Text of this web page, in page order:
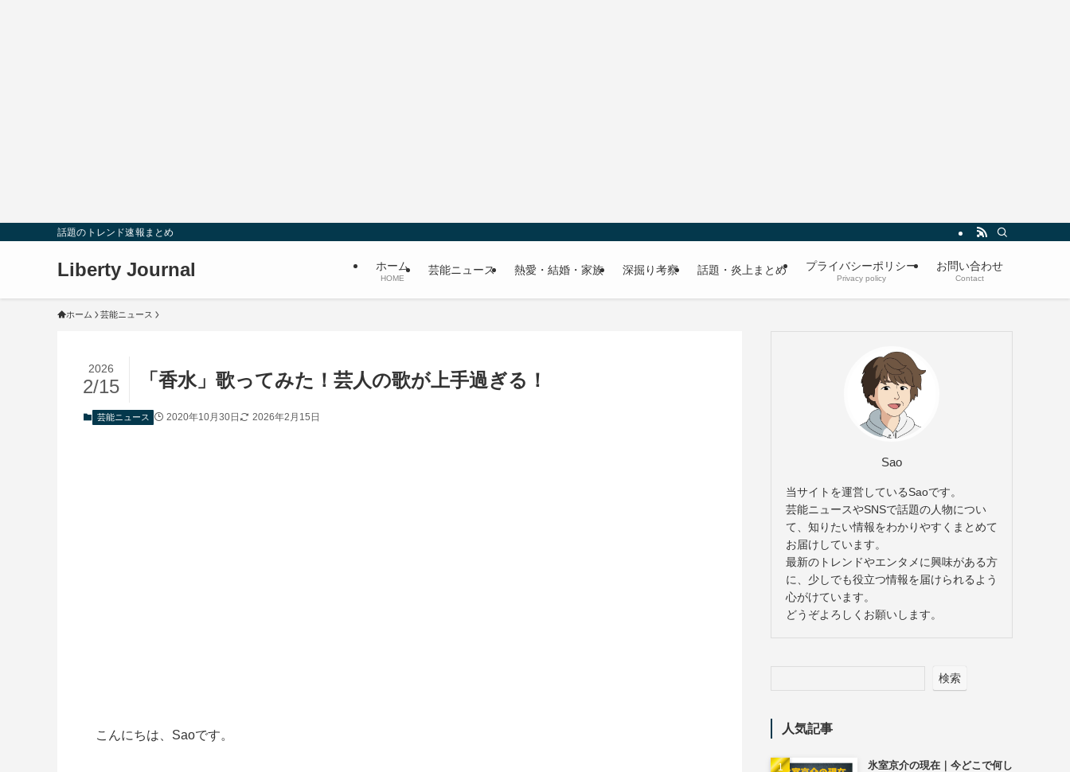
話題のトレンド速報まとめ
Liberty Journal ホーム
HOME
芸能ニュース 熱愛・結婚・家族 深掘り考察 話題・炎上まとめ プライバシーポリシー
Privacy policy
お問い合わせ
Contact
ホーム 芸能ニュース
「香水」歌ってみた！芸人の歌が上手過ぎる！
2026
2/15
芸能ニュース 2020年10月30日 2026年2月15日
こんにちは、Saoです。
Sao
当サイトを運営しているSaoです。
芸能ニュースやSNSで話題の人物につい
て、知りたい情報をわかりやすくまとめて
お届けしています。
最新のトレンドやエンタメに興味がある方
に、少しでも役立つ情報を届けられるよう
心がけています。
どうぞよろしくお願いします。
検索
人気記事
氷室京介の現在｜今どこで何し